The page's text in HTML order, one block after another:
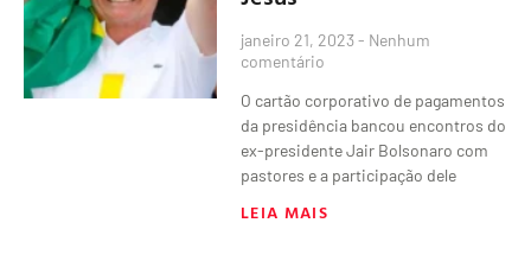
janeiro 21, 2023 Nenhum
comentário
O cartão corporativo de pagamentos
da presidência bancou encontros do
ex-presidente Jair Bolsonaro com
pastores e a participação dele
LEIA MAIS